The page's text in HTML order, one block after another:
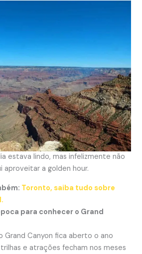
estava lindo, mas infelizmente não
aproveitar a golden hour.
Toronto, saiba tudo sobre
para conhecer o Grand
Grand Canyon fica aberto o ano
e atrações fecham nos meses